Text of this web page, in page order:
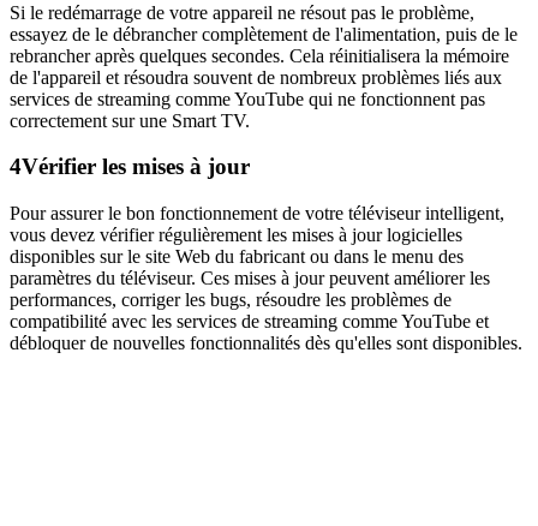
Si le redémarrage de votre appareil ne résout pas le problème,
essayez de le débrancher complètement de l'alimentation, puis de le
rebrancher après quelques secondes. Cela réinitialisera la mémoire
de l'appareil et résoudra souvent de nombreux problèmes liés aux
services de streaming comme YouTube qui ne fonctionnent pas
correctement sur une Smart TV.
4Vérifier les mises à jour
Pour assurer le bon fonctionnement de votre téléviseur intelligent,
vous devez vérifier régulièrement les mises à jour logicielles
disponibles sur le site Web du fabricant ou dans le menu des
paramètres du téléviseur. Ces mises à jour peuvent améliorer les
performances, corriger les bugs, résoudre les problèmes de
compatibilité avec les services de streaming comme YouTube et
débloquer de nouvelles fonctionnalités dès qu'elles sont disponibles.